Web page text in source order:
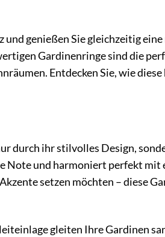
und genießen Sie gleichzeitig
Gardinenringe sind die
Entdecken Sie, wie
durch ihr stilvolles Design,
Note und harmoniert perfekt
setzen möchten – diese
gleiten Ihre Gardinen